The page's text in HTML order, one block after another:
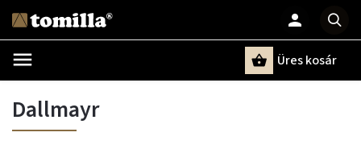
Üres kosár
Dallmayr